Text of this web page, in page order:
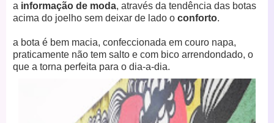
a informação de moda, através da tendência das botas
acima do joelho sem deixar de lado o conforto.
a bota é bem macia, confeccionada em couro napa,
praticamente não tem salto e com bico arrendondado, o
que a torna perfeita para o dia-a-dia.